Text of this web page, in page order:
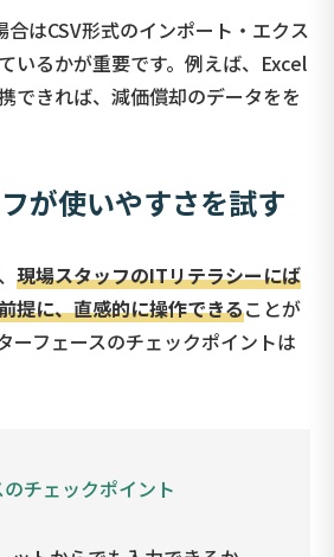
はCSV形式のインポート・エクス
いるかが重要です。例えば、Excel
できれば、減価償却のデータをを
が使いやすさを試す
現場スタッフのITリテラシーにば
提に、直感的に操作できることが
ーフェースのチェックポイントは
チェックポイント